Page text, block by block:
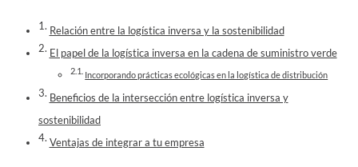
Relación entre la logística inversa y la sostenibilidad
El papel de la logística inversa en la cadena de suministro verde
Incorporando prácticas ecológicas en la logística de distribución
Beneficios de la intersección entre logística inversa y
sostenibilidad
Ventajas de integrar a tu empresa